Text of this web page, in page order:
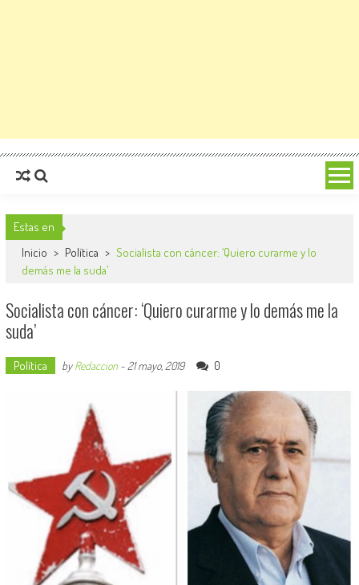
Estas en
Inicio > Política > Socialista con cáncer: ‘Quiero curarme y lo
demás me la suda’
Socialista con cáncer: ‘Quiero curarme y lo demás me la
suda’
Política byRedaccion- 21 mayo, 2019 0